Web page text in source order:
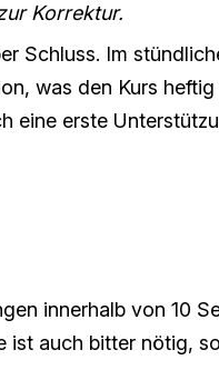
Korrektur.
Schluss. Im
was den Kurs
eine erste
innerhalb von 10
ist auch bitter nötig,